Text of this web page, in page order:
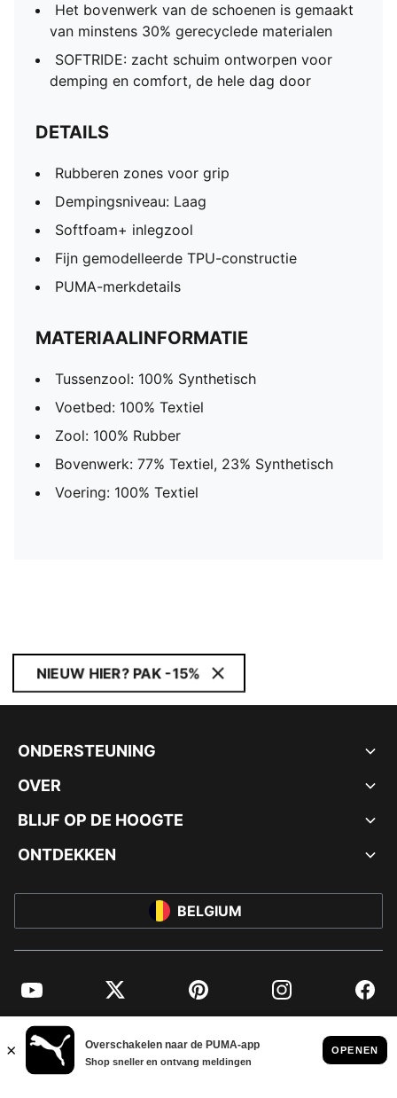
Het bovenwerk van de schoenen is gemaakt
van minstens 30% gerecyclede materialen
SOFTRIDE: zacht schuim ontworpen voor
demping en comfort, de hele dag door
DETAILS
Rubberen zones voor grip
Dempingsniveau: Laag
Softfoam+ inlegzool
Fijn gemodelleerde TPU-constructie
PUMA-merkdetails
MATERIAALINFORMATIE
Tussenzool: 100% Synthetisch
Voetbed: 100% Textiel
Zool: 100% Rubber
Bovenwerk: 77% Textiel, 23% Synthetisch
Voering: 100% Textiel
NIEUW HIER? PAK -15%
ONDERSTEUNING
OVER
BLIJF OP DE HOOGTE
ONTDEKKEN
BELGIUM
YouTube Twitter Pinterest Instagram
© PUMA EUROPE GMBH, 2026. ALLE RECHTEN VOORBEHOUDEN
BEDRIJFSGEGEVENS EN JURIDISCHE GEGEVENS